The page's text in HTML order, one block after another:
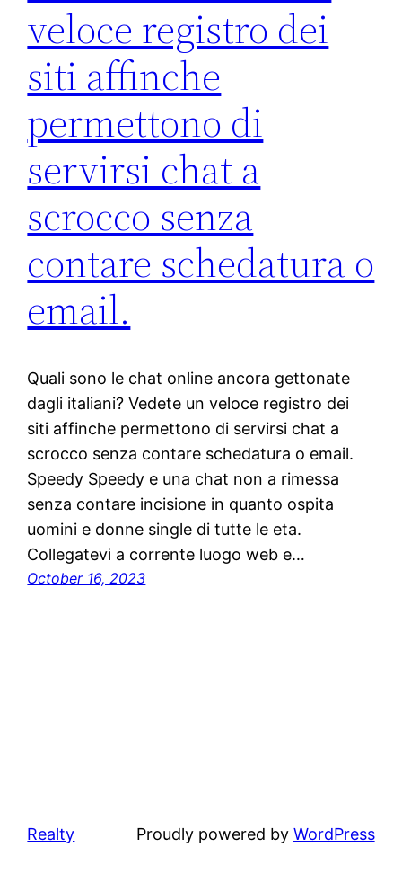
veloce registro dei
siti affinche
permettono di
servirsi chat a
scrocco senza
contare schedatura o
email.
Quali sono le chat online ancora gettonate
dagli italiani? Vedete un veloce registro dei
siti affinche permettono di servirsi chat a
scrocco senza contare schedatura o email.
Speedy Speedy e una chat non a rimessa
senza contare incisione in quanto ospita
uomini e donne single di tutte le eta.
Collegatevi a corrente luogo web e…
October 16, 2023
Realty Proudly powered by WordPress